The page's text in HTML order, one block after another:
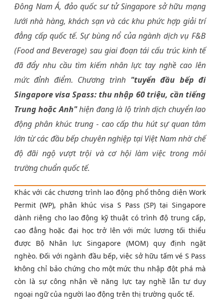
Đông Nam Á, đảo quốc sư tử Singapore sở hữu mạng
lưới nhà hàng, khách sạn và các khu phức hợp giải trí
đẳng cấp quốc tế. Sự bùng nổ của ngành dịch vụ F&B
(Food and Beverage) sau giai đoạn tái cấu trúc kinh tế
đã đẩy nhu cầu tìm kiếm nhân lực tay nghề cao lên
mức đỉnh điểm. Chương trình "tuyển đầu bếp đi
Singapore visa Spass: thu nhập 60 triệu, cần tiếng
Trung hoặc Anh"hiện đang là lộ trình dịch chuyển lao
động phân khúc trung - cao cấp thu hút sự quan tâm
lớn từ các đầu bếp chuyên nghiệp tại Việt Nam nhờ chế
độ đãi ngộ vượt trội và cơ hội làm việc trong môi
trường chuẩn quốc tế.
Khác với các chương trình lao động phổ thông diện Work
Permit (WP), phân khúc visa S Pass (SP) tại Singapore
dành riêng cho lao động kỹ thuật có trình độ trung cấp,
cao đẳng hoặc đại học trở lên với mức lương tối thiểu
được Bộ Nhân lực Singapore (MOM) quy định ngặt
nghèo. Đối với ngành đầu bếp, việc sở hữu tấm vé S Pass
không chỉ bảo chứng cho một mức thu nhập đột phá mà
còn là sự công nhận về năng lực tay nghề lẫn tư duy
ngoại ngữ của người lao động trên thị trường quốc tế.